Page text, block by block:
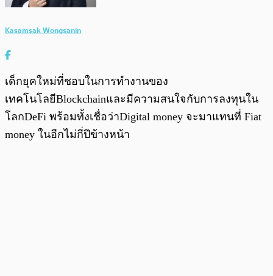
Kasamsak Wongsanin
เด็กยุคใหม่ที่ชอบในการทำงานของ
เทคโนโลยีBlockchainและมีความสนใจกับการลงทุนใน
โลกDeFi พร้อมทั้งเชื่อว่าDigital money จะมาแทนที่ Fiat
money ในอีกไม่กี่ปีข้างหน้า